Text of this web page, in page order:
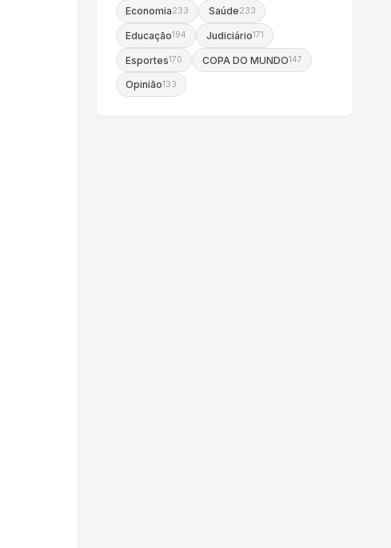
Economia233 Saúde233
Educação194 Judiciário171
Esportes170 COPA DO MUNDO147
Opinião133